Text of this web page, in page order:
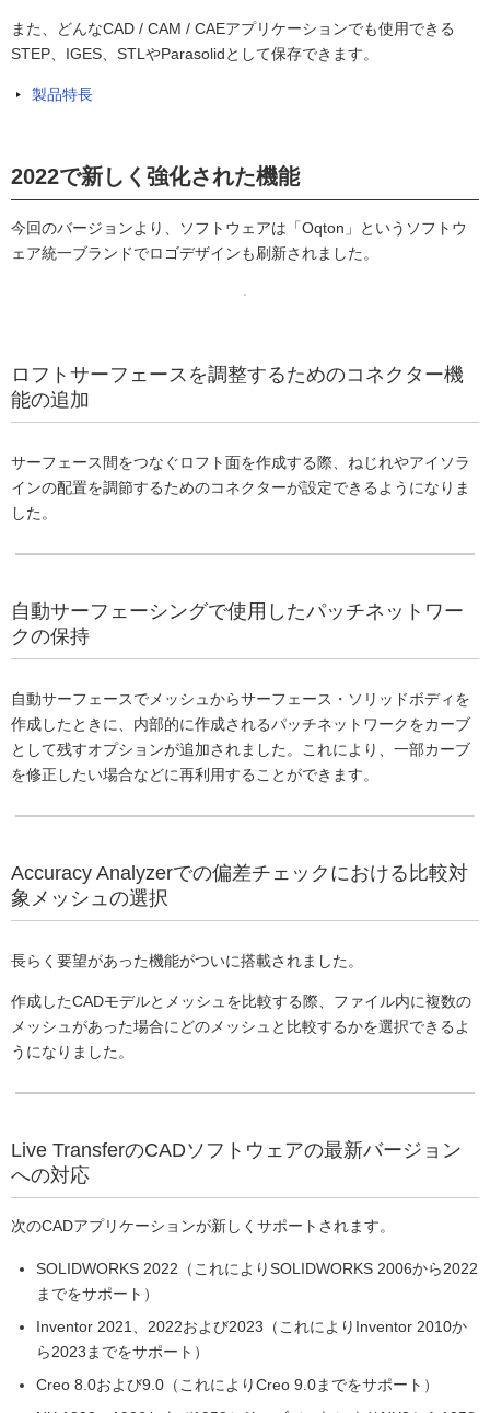
また、どんなCAD / CAM / CAEアプリケーションでも使用できる
STEP、IGES、STLやParasolidとして保存できます。
製品特長
2022で新しく強化された機能
今回のバージョンより、ソフトウェアは「Oqton」というソフトウ
ェア統一ブランドでロゴデザインも刷新されました。
ロフトサーフェースを調整するためのコネクター機
能の追加
サーフェース間をつなぐロフト面を作成する際、ねじれやアイソラ
インの配置を調節するためのコネクターが設定できるようになりま
した。
自動サーフェーシングで使用したパッチネットワー
クの保持
自動サーフェースでメッシュからサーフェース・ソリッドボディを
作成したときに、内部的に作成されるパッチネットワークをカーブ
として残すオプションが追加されました。これにより、一部カーブ
を修正したい場合などに再利用することができます。
Accuracy Analyzerでの偏差チェックにおける比較対
象メッシュの選択
長らく要望があった機能がついに搭載されました。
作成したCADモデルとメッシュを比較する際、ファイル内に複数の
メッシュがあった場合にどのメッシュと比較するかを選択できるよ
うになりました。
Live TransferのCADソフトウェアの最新バージョン
への対応
次のCADアプリケーションが新しくサポートされます。
SOLIDWORKS 2022（これによりSOLIDWORKS 2006から2022
までをサポート）
Inventor 2021、2022および2023（これによりInventor 2010か
ら2023までをサポート）
Creo 8.0および9.0（これによりCreo 9.0までをサポート）